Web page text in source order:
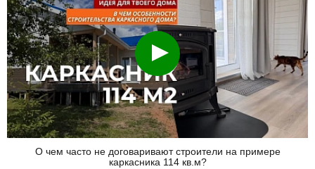
Смотреть
О чем часто не договаривают строители на примере
каркасника 114 кв.м?